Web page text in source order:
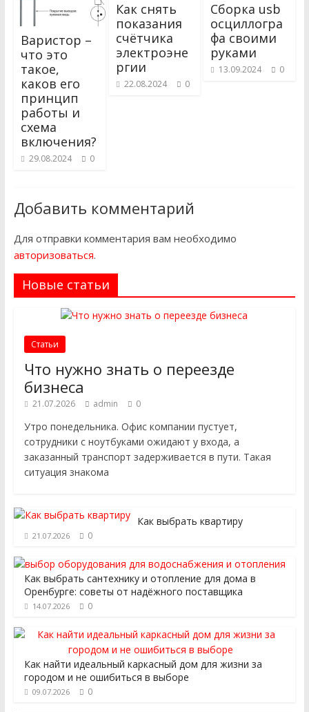
Варистор –
что это
такое,
каков его
принцип
работы и
схема
включения?
29.08.2024 0
Как снять
показания
счётчика
электроэне
ргии
22.08.2024 0
Сборка usb
осциллогра
фа своими
руками
13.09.2024 0
Добавить комментарий
Для отправки комментария вам необходимо
авторизоваться.
Новые статьи
Статьи
Что нужно знать о переезде
бизнеса
21.07.2026 admin 0
Утро понедельника. Офис компании пустует,
сотрудники с ноутбуками ожидают у входа, а
заказанный транспорт задерживается в пути. Такая
ситуация знакома
Как выбрать квартиру
21.07.2026 0
Как выбрать сантехнику и отопление для дома в
Оренбурге: советы от надёжного поставщика
14.07.2026 0
Как найти идеальный каркасный дом для жизни за
городом и не ошибиться в выборе
09.07.2026 0